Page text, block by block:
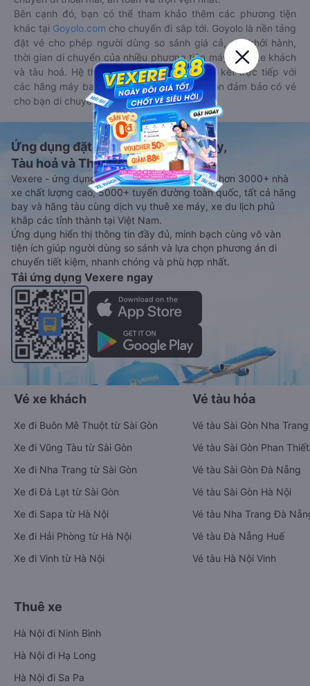
Bên cạnh đó, bạn có thể tham khảo thêm các phương tiện
khác tại Goyolo.com cho chuyến đi sắp tới. Goyolo là nền tảng
đặt vé cho phép người dùng so sánh giá cả, giờ khởi hành,
thời gian di chuyển của nhiều phương tiện máy bay, xe khách
và tàu hoả. Hệ thống của Goyolo được liên kết trực tiếp với
các hãng máy bay, xe khách và tàu hoả, luôn đảm bảo có vé
cho bạn di chuyển.
Ứng dụng đặt vé Xe khách, Máy bay,
Tàu hoả và Thuê xe
Vexere - ứng dụng đặt vé đa phương tiện với hơn 3000+ nhà
xe chất lượng cao, 5000+ tuyến đường toàn quốc, tất cả hãng
bay và hãng tàu cùng dịch vụ thuê xe máy, xe du lịch phủ
khắp các tỉnh thành tại Việt Nam.
Ứng dụng hiển thị thông tin đầy đủ, minh bạch cùng vô vàn
tiện ích giúp người dùng so sánh và lựa chọn phương án di
chuyển tiết kiệm, nhanh chóng và phù hợp nhất.
Tải ứng dụng Vexere ngay
Vé xe khách
Xe đi Buôn Mê Thuột từ Sài Gòn
Xe đi Vũng Tàu từ Sài Gòn
Xe đi Nha Trang từ Sài Gòn
Xe đi Đà Lạt từ Sài Gòn
Xe đi Sapa từ Hà Nội
Xe đi Hải Phòng từ Hà Nội
Xe đi Vinh từ Hà Nội
Vé tàu hỏa
Vé tàu Sài Gòn Nha Trang
Vé tàu Sài Gòn Phan Thiết
Vé tàu Sài Gòn Đà Nẵng
Vé tàu Sài Gòn Hà Nội
Vé tàu Nha Trang Đà
Vé tàu Đà Nẵng Huế
Vé tàu Hà Nội Vinh
Thuê xe
Hà Nội đi Ninh Bình
Hà Nội đi Hạ Long
Hà Nội đi Sa Pa